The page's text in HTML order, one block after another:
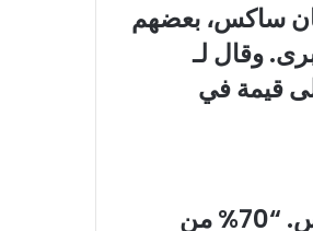
ساكس، بعضهم
وقال لـ
قيمة في
في عالم إدارة الثروات، يرى العمران أن الثقة هي حجر الأساس. “70% من